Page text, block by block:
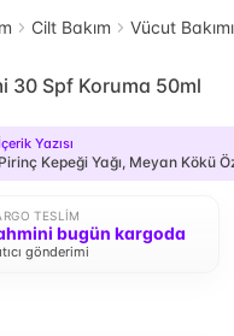
Cilt Bakım Vücut Bakımı
30 Spf Koruma 50ml
Yazısı
Pirinç Kepeği Yağı, Meyan Kökü
TESLIM
bugün kargoda
gönderimi